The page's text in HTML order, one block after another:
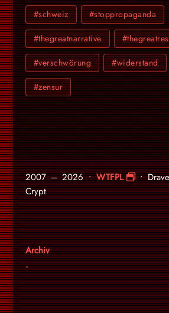
#schweiz #stoppropaganda
#thegreatnarrative
#verschwörung #widerstand
#zensur
2007 – 2026 •WTFPL
•
Crypt
Archiv
.